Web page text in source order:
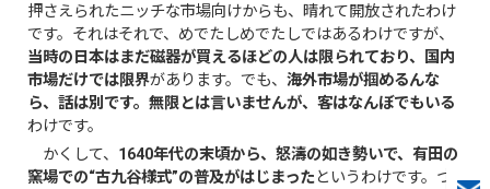
押さえられたニッチな市場向けからも、晴れて開放されたわけ
です。それはそれで、めでたしめでたしではあるわけですが、
当時の日本はまだ磁器が買えるほどの人は限られており、国内
市場だけでは限界があります。でも、海外市場が掴めるんな
ら、話は別です。無限とは言いませんが、客はなんぼでもいる
わけです。
かくして、 1640年代の末頃から、怒濤の如き勢いで、有田の
窯場での“古九谷様式”の普及がはじまったというわけです。つ